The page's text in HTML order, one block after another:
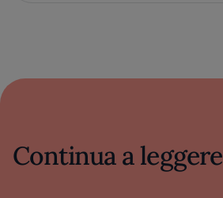
Continua a leggere